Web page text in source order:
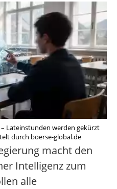
Lateinstunden werden gekürzt
durch boerse-global.de
macht den
Intelligenz zum
alle